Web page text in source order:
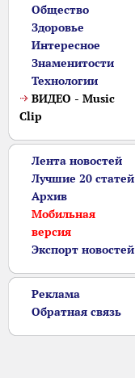
Общество
Здоровье
Интересное
Знаменитости
Технологии
ВИДЕО - Music
Clip
Лента новостей
Лучшие 20 статей
Архив
Мобильная
версия
Экспорт новостей
Реклама
Обратная связь